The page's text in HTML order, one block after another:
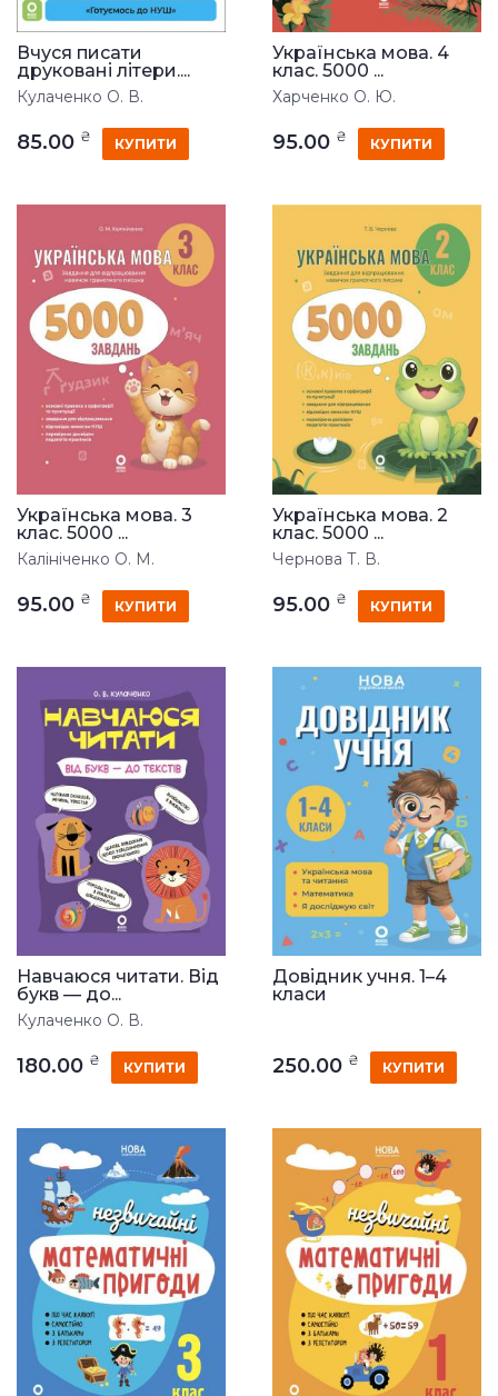
Вчуся писати
друковані літери....
Кулаченко О. В.
85.00 ₴ КУПИТИ
Українська мова. 4
клас. 5000 ...
Харченко О. Ю.
95.00 ₴ КУПИТИ
Українська мова. 3
клас. 5000 ...
Калініченко О. М.
95.00 ₴ КУПИТИ
Українська мова. 2
клас. 5000 ...
Чернова Т. В.
95.00 ₴ КУПИТИ
Навчаюся читати. Від
букв — до...
Кулаченко О. В.
180.00 ₴ КУПИТИ
Довідник учня. 1–4
класи
250.00 ₴ КУПИТИ